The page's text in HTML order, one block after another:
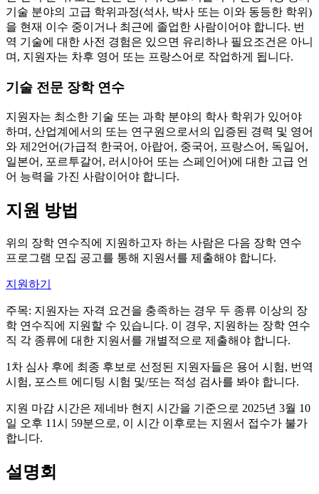
기술 분야의 고급 학위과정(석사, 박사 또는 이와 동등한 학위)
을 현재 이수 중이거나 최근에 졸업한 사람이어야 합니다. 번
역 기술에 대한 사전 경험은 있으면 유리하나 필요조건은 아니
며, 지원자는 차후 영어 또는 프랑스어로 작업하게 됩니다.
기술 전문 장학 연수
지원자는 최소한 기술 또는 과학 분야의 학사 학위가 있어야
하며, 산업계에서의 또는 연구원으로서의 입증된 경력 및 영어
와 제2언어(가급적 한국어, 아랍어, 중국어, 프랑스어, 독일어,
일본어, 포르투갈어, 러시아어 또는 스페인어)에 대한 고급 언
어 능력을 가진 사람이어야 합니다.
지원 방법
위의 장학 연수직에 지원하고자 하는 사람은 다음 장학 연수
프로그램 모집 공고를 통해 지원서를 제출해야 합니다.
지원하기
주목: 지원자는 자격 요건을 충족하는 경우 두 종류 이상의 장
학 연수직에 지원할 수 있습니다. 이 경우, 지원하는 장학 연수
직 각 종류에 대한 지원서를 개별적으로 제출해야 합니다.
1차 심사 후에 최종 후보로 선정된 지원자들은 용어 시험, 번역
시험, 포스트 에디팅 시험 및/또는 적성 검사를 봐야 합니다.
지원 마감 시간은 제네바 현지 시간을 기준으로 2025년 3월 10
일 오후 11시 59분으로, 이 시간 이후로는 지원서 접수가 불가
합니다.
설명회